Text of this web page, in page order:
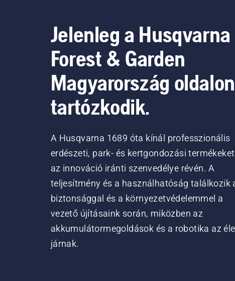
Jelenleg a Husqvarna
Forest & Garden
Magyarország oldalon
tartózkodik.
A Husqvarna 1689 óta kínál professzionális
erdészeti, park- és kertgondozási termékeket
az innováció iránti szenvedélye révén. A
teljesítmény és a használhatóság találkozik
biztonsággal és a környezetvédelemmel a
vezető újításaink során, miközben az
akkumulátormegoldások és a robotika az
járnak.